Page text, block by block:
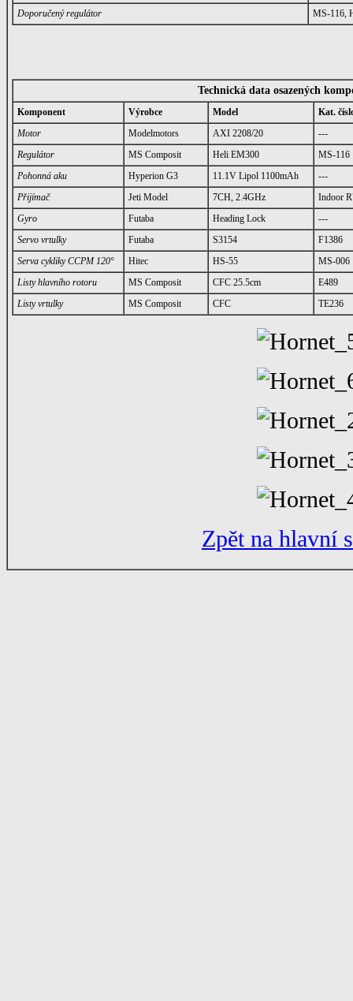
Doporučený regulátor
MS-116,
Technická data osazených
Komponent Výrobce Model
Kat.
Motor
Modelmotors AXI 2208/20
---
Regulátor
MS Composit Heli EM300
MS-116
Pohonná aku
Hyperion G3 11.1V Lipol 1100mAh
---
Přijímač
Jeti Model 7CH, 2.4GHz
Indoor
Gyro
Futaba Heading Lock
---
Servo vrtulky
Futaba S3154
F1386
Serva cykliky CCPM 120°
Hitec HS-55
MS-006
Listy hlavního rotoru
MS Composit CFC 25.5cm
E489
Listy vrtulky
MS Composit CFC TE236
Zpět na hlavní